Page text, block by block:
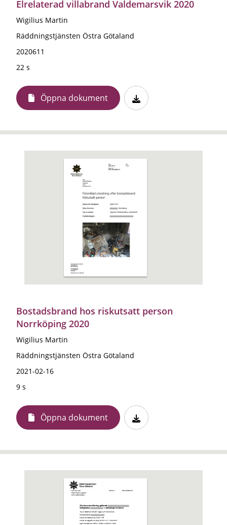
Elrelaterad villabrand Valdemarsvik 2020
Wigilius Martin
Räddningstjänsten Östra Götaland
2020611
22 s
Öppna dokument
Bostadsbrand hos riskutsatt person
Norrköping 2020
Wigilius Martin
Räddningstjänsten Östra Götaland
2021-02-16
9 s
Öppna dokument